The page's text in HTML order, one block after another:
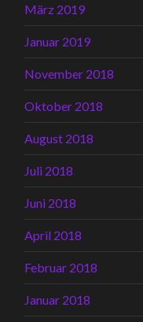
März 2019
Januar 2019
November 2018
Oktober 2018
August 2018
Juli 2018
Juni 2018
April 2018
Februar 2018
Januar 2018